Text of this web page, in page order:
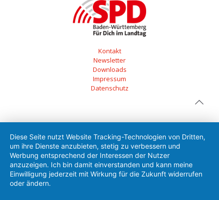
Kontakt
Newsletter
Downloads
Impressum
Datenschutz
Diese Seite nutzt Website Tracking-Technologien von Dritten,
um ihre Dienste anzubieten, stetig zu verbessern und
Werbung entsprechend der Interessen der Nutzer
anzuzeigen. Ich bin damit einverstanden und kann meine
Einwilligung jederzeit mit Wirkung für die Zukunft widerrufen
oder ändern.